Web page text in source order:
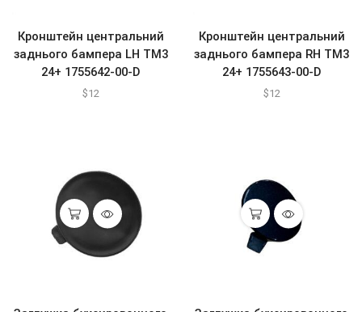
Кронштейн центральний
заднього бампера LH ТМ3
24+ 1755642-00-D
$12
Кронштейн центральний
заднього бампера RH ТМ3
24+ 1755643-00-D
$12